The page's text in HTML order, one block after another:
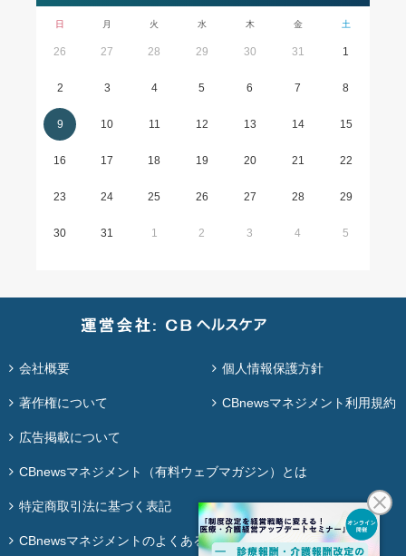
日 月 火 水 木 金 土
26 27 28 29 30 31 1
2 3 4 5 6 7 8
9 10 11 12 13 14 15
16 17 18 19 20 21 22
23 24 25 26 27 28 29
30 31 1 2 3 4 5
会社概要 個人情報保護方針
著作権について CBnewsマネジメント利用規約
広告掲載について
CBnewsマネジメント（有料ウェブマガジン）とは
特定商取引法に基づく表記
CBnewsマネジメントのよくある質問